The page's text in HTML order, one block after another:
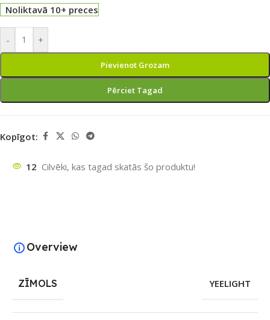
Noliktavā 10+ preces
- +
Pievienot Grozam
Pērciet Tagad
Kopīgot:
12 Cilvēki, kas tagad skatās šo produktu!
Overview
ZĪMOLS YEELIGHT